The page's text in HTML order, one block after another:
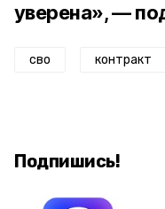
уверена», —
сво контракт
Подпишись!